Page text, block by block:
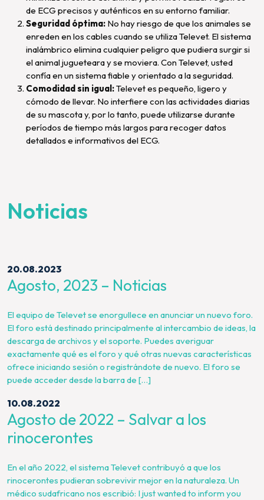
de ECG precisos y auténticos en su entorno familiar.
Seguridad óptima: No hay riesgo de que los animales se
enreden en los cables cuando se utiliza Televet. El sistema
inalámbrico elimina cualquier peligro que pudiera surgir si
el animal jugueteara y se moviera. Con Televet, usted
confía en un sistema fiable y orientado a la seguridad.
Comodidad sin igual:Televet es pequeño, ligero y
cómodo de llevar. No interfiere con las actividades diarias
de su mascota y, por lo tanto, puede utilizarse durante
períodos de tiempo más largos para recoger datos
detallados e informativos del ECG.
Noticias
20.08.2023
Agosto, 2023 – Noticias
El equipo de Televet se enorgullece en anunciar un nuevo foro.
El foro está destinado principalmente al intercambio de ideas, la
descarga de archivos y el soporte. Puedes averiguar
exactamente qué es el foro y qué otras nuevas características
ofrece iniciando sesión o registrándote de nuevo. El foro se
puede acceder desde la barra de […]
10.08.2022
Agosto de 2022 – Salvar a los
rinocerontes
En el año 2022, el sistema Televet contribuyó a que los
rinocerontes pudieran sobrevivir mejor en la naturaleza. Un
médico sudafricano nos escribió: I just wanted to inform you